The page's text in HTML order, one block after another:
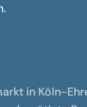
.
in Köln-